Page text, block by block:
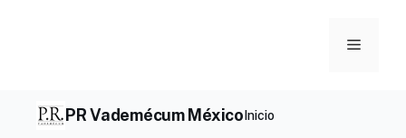
Menu
PR Vademécum MéxicoInicio